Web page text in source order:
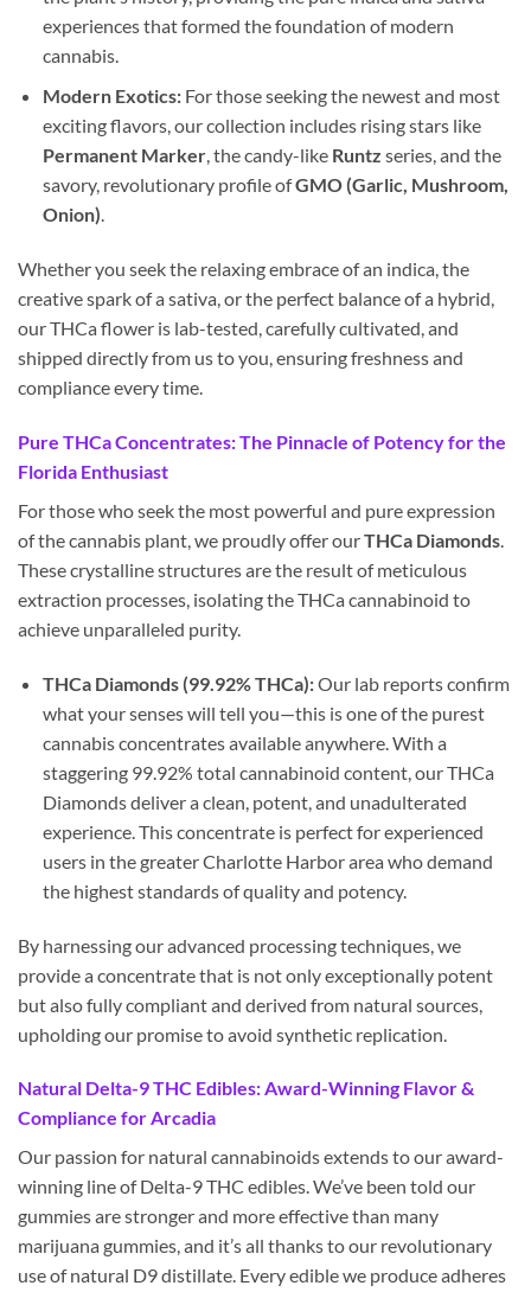
experiences that formed the foundation of modern
cannabis.
Modern Exotics:For those seeking the newest and most
exciting flavors, our collection includes rising stars like
Permanent Marker, the candy-like Runtz series, and the
savory, revolutionary profile ofGMO (Garlic, Mushroom,
Onion).
Whether you seek the relaxing embrace of an indica, the
creative spark of a sativa, or the perfect balance of a hybrid,
our THCa flower is lab-tested, carefully cultivated, and
shipped directly from us to you, ensuring freshness and
compliance every time.
Pure THCa Concentrates: The Pinnacle of Potency for the
Florida Enthusiast
For those who seek the most powerful and pure expression
of the cannabis plant, we proudly offer ourTHCa Diamonds.
These crystalline structures are the result of meticulous
extraction processes, isolating the THCa cannabinoid to
achieve unparalleled purity.
THCa Diamonds (99.92% THCa):Our lab reports confirm
what your senses will tell you—this is one of the purest
cannabis concentrates available anywhere. With a
staggering 99.92% total cannabinoid content, our THCa
Diamonds deliver a clean, potent, and unadulterated
experience. This concentrate is perfect for experienced
users in the greater Charlotte Harbor area who demand
the highest standards of quality and potency.
By harnessing our advanced processing techniques, we
provide a concentrate that is not only exceptionally potent
but also fully compliant and derived from natural sources,
upholding our promise to avoid synthetic replication.
Natural Delta-9 THC Edibles: Award-Winning Flavor &
Compliance for Arcadia
Our passion for natural cannabinoids extends to our award-
winning line of Delta-9 THC edibles. We’ve been told our
gummies are stronger and more effective than many
marijuana gummies, and it’s all thanks to our revolutionary
use of natural D9 distillate. Every edible we produce adheres